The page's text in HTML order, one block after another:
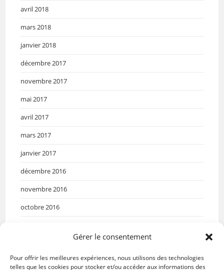
Gérer le consentement
Pour offrir les meilleures expériences, nous utilisons des technologies
telles que les cookies pour stocker et/ou accéder aux informations des
avril 2018
mars 2018
janvier 2018
décembre 2017
novembre 2017
mai 2017
avril 2017
mars 2017
janvier 2017
décembre 2016
novembre 2016
octobre 2016
avril 2016